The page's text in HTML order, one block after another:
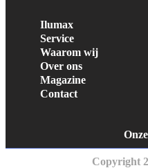
Ilumax
Service
Waarom wij
Over ons
Magazine
Contact
Copyright